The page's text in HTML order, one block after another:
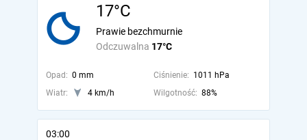
17°C
Odczuwalna 17°C
Prawie bezchmurnie
Opad: 0 mm Ciśnienie: 1011 hPa
Wiatr:
4 km/h Wilgotność: 88%
03:00